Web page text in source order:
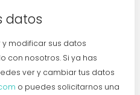
datos
modificar sus datos
con nosotros. Si ya has
ver y cambiar tus datos
o puedes solicitarnos una